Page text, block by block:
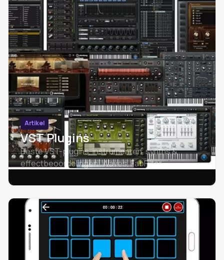
Artikel
VST Plugins
Beste VST-plugins, instrumenten, synths &
effectbeoordelingen: Waves, FabFilter,